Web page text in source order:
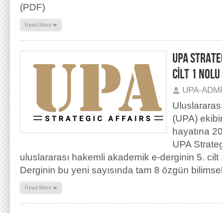
(PDF)
Read More »
UPA
CİLT 1
UPA-
(UPA)
hayatına
UPA
uluslararası hakemli akademik e-derginin 5. cilt
Derginin bu yeni sayısında tam 8 özgün
Read More »